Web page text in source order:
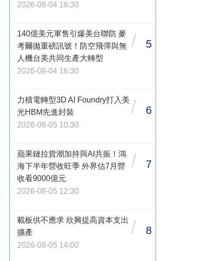
2026-08-04 16:30
140億美元軍售引爆美台聯防 麥
考爾拋重磅訊號！防空飛彈與無
人機台美共同生產大轉型
2026-08-04 16:30
/ 5
力積電轉型3D AI Foundry打入美
光HBM先進封裝
2026-08-05 10:30
/ 6
蘋果鏈拉貨潮加持與AI共振！鴻
海下半年營收旺季 外界估7月營
收看9000億元
2026-08-05 12:30
/ 7
載板供不應求 欣興提高資本支出
擴產
2026-08-05 14:00
/ 8